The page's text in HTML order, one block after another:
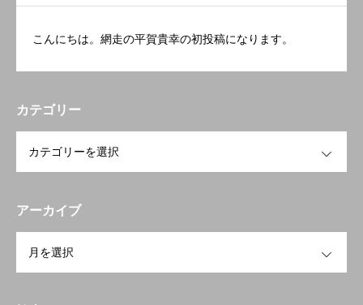
こんにちは。網走の平賀貴幸の初投稿になります。
カテゴリー
アーカイブ